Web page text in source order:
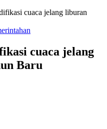
cuaca jelang liburan
cuaca jelang
Baru